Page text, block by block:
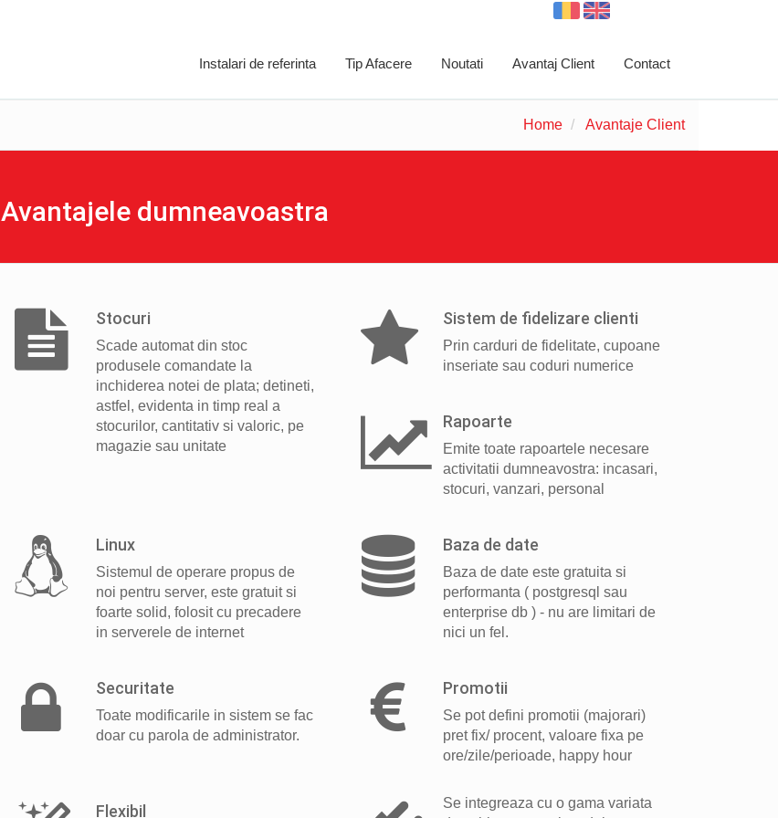
Instalari de referinta Tip Afacere Noutati Avantaj Client Contact
Home Avantaje Client
Avantajele dumneavoastra
Stocuri
Scade automat din stoc
produsele comandate la
inchiderea notei de plata; detineti,
astfel, evidenta in timp real a
stocurilor, cantitativ si valoric, pe
magazie sau unitate
Sistem de fidelizare clienti
Prin carduri de fidelitate, cupoane
inseriate sau coduri numerice
Rapoarte
Emite toate rapoartele necesare
activitatii dumneavostra: incasari,
stocuri, vanzari, personal
Linux
Sistemul de operare propus de
noi pentru server, este gratuit si
foarte solid, folosit cu precadere
in serverele de internet
Baza de date
Baza de date este gratuita si
performanta ( postgresql sau
enterprise db ) - nu are limitari de
nici un fel.
Securitate
Toate modificarile in sistem se fac
doar cu parola de administrator.
Promotii
Se pot defini promotii (majorari)
pret fix/ procent, valoare fixa pe
ore/zile/perioade, happy hour
Flexibil
Se integreaza cu o gama variata